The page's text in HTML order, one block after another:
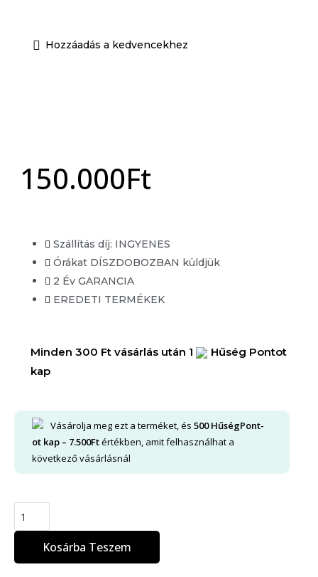
Hozzáadás a kedvencekhez
150.000Ft
Szállítás díj: INGYENES
Órákat DÍSZDOBOZBAN küldjük
2 Év GARANCIA
EREDETI TERMÉKEK
Minden 300 Ft vásárlás után 1
Hűség Pontot
kap
Vásárolja meg ezt a terméket, és 500HűségPont-
ot kap – 7.500Ftértékben, amit felhasználhat a
következő vásárlásnál
Kosárba Teszem